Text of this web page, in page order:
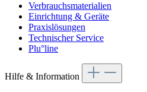
Verbrauchsmaterialien
Einrichtung & Geräte
Praxislösungen
Technischer Service
Plu°line
Hilfe & Information